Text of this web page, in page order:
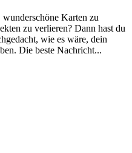
Karten zu
zu verlieren? Dann hast du
wie es wäre, dein
Die beste Nachricht...